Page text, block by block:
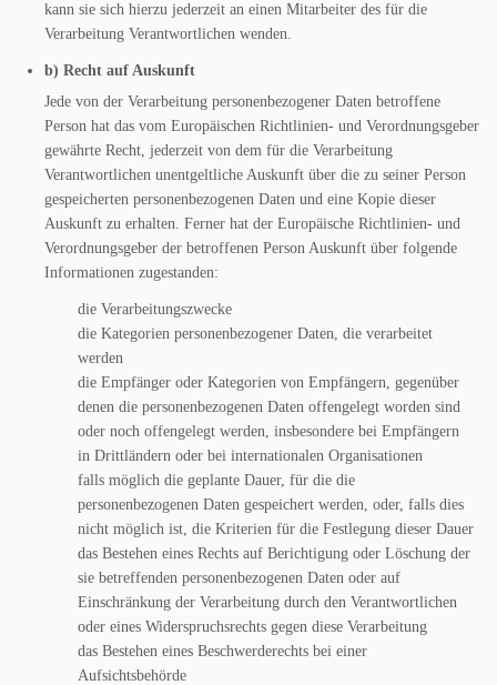
kann sie sich hierzu jederzeit an einen Mitarbeiter des für die
Verarbeitung Verantwortlichen wenden.
b) Recht auf Auskunft
Jede von der Verarbeitung personenbezogener Daten betroffene
Person hat das vom Europäischen Richtlinien- und Verordnungsgeber
gewährte Recht, jederzeit von dem für die Verarbeitung
Verantwortlichen unentgeltliche Auskunft über die zu seiner Person
gespeicherten personenbezogenen Daten und eine Kopie dieser
Auskunft zu erhalten. Ferner hat der Europäische Richtlinien- und
Verordnungsgeber der betroffenen Person Auskunft über folgende
Informationen zugestanden:
die Verarbeitungszwecke
die Kategorien personenbezogener Daten, die verarbeitet
werden
die Empfänger oder Kategorien von Empfängern, gegenüber
denen die personenbezogenen Daten offengelegt worden sind
oder noch offengelegt werden, insbesondere bei Empfängern
in Drittländern oder bei internationalen Organisationen
falls möglich die geplante Dauer, für die die
personenbezogenen Daten gespeichert werden, oder, falls dies
nicht möglich ist, die Kriterien für die Festlegung dieser Dauer
das Bestehen eines Rechts auf Berichtigung oder Löschung der
sie betreffenden personenbezogenen Daten oder auf
Einschränkung der Verarbeitung durch den Verantwortlichen
oder eines Widerspruchsrechts gegen diese Verarbeitung
das Bestehen eines Beschwerderechts bei einer
Aufsichtsbehörde